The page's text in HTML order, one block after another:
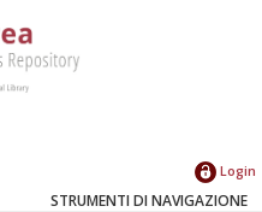
Login
STRUMENTI DI NAVIGAZIONE